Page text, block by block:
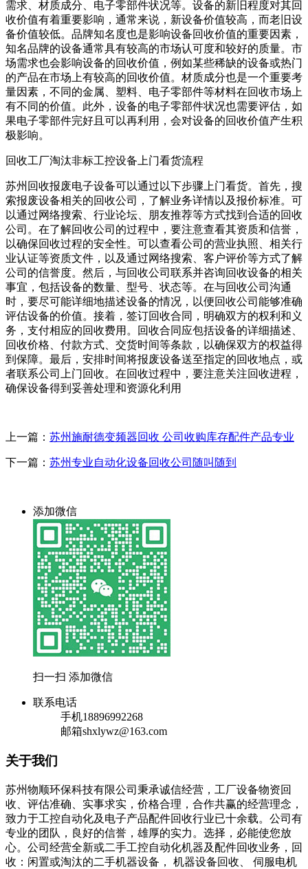
需求、材质成分、电子零部件状况等。设备的新旧程度对其回
收价值有着重要影响，通常来说，新设备价值较高，而老旧设
备价值较低。品牌知名度也是影响设备回收价值的重要因素，
知名品牌的设备通常具有较高的市场认可度和较好的质量。市
场需求也会影响设备的回收价值，例如某些稀缺的设备或热门
的产品在市场上有较高的回收价值。材质成分也是一个重要考
量因素，不同的金属、塑料、电子零部件等材料在回收市场上
有不同的价值。此外，设备的电子零部件状况也需要评估，如
果电子零部件完好且可以再利用，会对设备的回收价值产生积
极影响。
回收工厂淘汰非标工控设备上门看货流程
苏州回收报废电子设备可以通过以下步骤上门看货。首先，搜
索报废设备相关的回收公司，了解业务详情以及报价标准。可
以通过网络搜索、行业论坛、朋友推荐等方式找到合适的回收
公司。在了解回收公司的过程中，要注意查看其资质和信誉，
以确保回收过程的安全性。可以查看公司的营业执照、相关行
业认证等资质文件，以及通过网络搜索、客户评价等方式了解
公司的信誉度。然后，与回收公司联系并咨询回收设备的相关
事宜，包括设备的数量、型号、状态等。在与回收公司沟通
时，要尽可能详细地描述设备的情况，以便回收公司能够准确
评估设备的价值。接着，签订回收合同，明确双方的权利和义
务，支付相应的回收费用。回收合同应包括设备的详细描述、
回收价格、付款方式、交货时间等条款，以确保双方的权益得
到保障。最后，安排时间将报废设备送至指定的回收地点，或
者联系公司上门回收。在回收过程中，要注意关注回收进程，
确保设备得到妥善处理和资源化利用
上一篇： 苏州施耐德变频器回收 公司收购库存配件产品专业
下一篇： 苏州专业自动化设备回收公司随叫随到
添加微信
扫一扫 添加微信
联系电话
手机18896992268
邮箱shxlywz@163.com
关于我们
苏州物顺环保科技有限公司秉承诚信经营，工厂设备物资回
收、评估准确、实事求实，价格合理，合作共赢的经营理念，
致力于工控自动化及电子产品配件回收行业已十余载。公司有
专业的团队，良好的信誉，雄厚的实力。选择，必能使您放
心。公司经营全新或二手工控自动化机器及配件回收业务，回
收：闲置或淘汰的二手机器设备， 机器设备回收、 伺服电机